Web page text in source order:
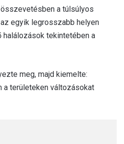
a túlsúlyos
egyik legrosszabb helyen
halálozások tekintetében a
meg, majd kiemelte:
a területeken változásokat